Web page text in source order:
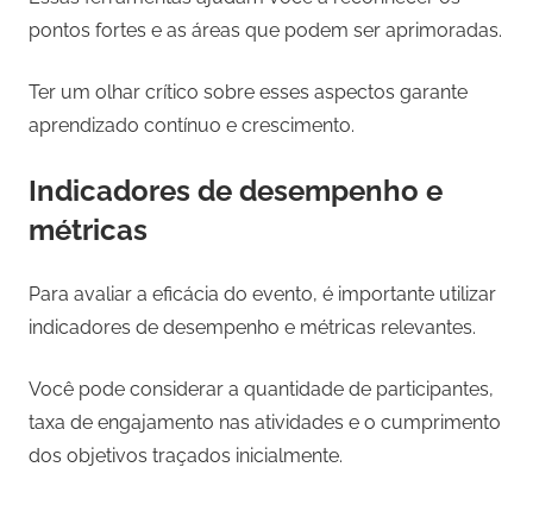
pontos fortes e as áreas que podem ser aprimoradas.
Ter um olhar crítico sobre esses aspectos garante
aprendizado contínuo e crescimento.
Indicadores de desempenho e
métricas
Para avaliar a eficácia do evento, é importante utilizar
indicadores de desempenho e métricas relevantes.
Você pode considerar a quantidade de participantes,
taxa de engajamento nas atividades e o cumprimento
dos objetivos traçados inicialmente.